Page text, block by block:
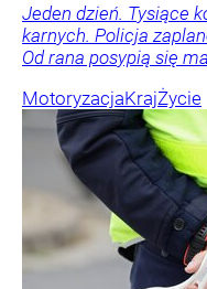
Jeden dzień. Tysiące
karnych. Policja
Od rana posypią się
MotoryzacjaKrajŻycie